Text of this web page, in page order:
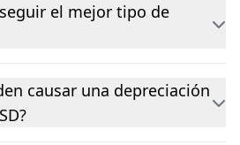
el mejor tipo de
causar una depreciación